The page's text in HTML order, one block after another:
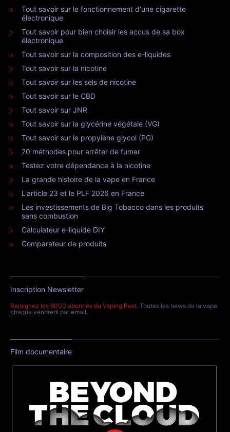
Tout savoir sur le fonctionnement d'une cigarette
électronique
Tout savoir pour bien choisir les accus de sa box
électronique
Tout savoir sur la composition des e-liquides
Tout savoir sur la nicotine
Tout savoir sur les sels de nicotine
Tout savoir sur le CBD
Tout savoir sur JNR
Tout savoir sur la glycérine végétale (VG)
Tout savoir sur le propylène glycol (PG)
20 méthodes pour arrêter de fumer
Testez votre dépendance à la nicotine
La grande histoire de la vape en France
L'article 23 et le PLF 2026 en France
Les investissements de Big Tobacco dans les produits
sans combustion
Calculateur e-liquide DIY
Comparateur de produits
Inscription Newsletter
Rejoignez les 8000 abonnés du Vaping Post. Toutes les news de la vape
chaque vendredi par email.
Film documentaire